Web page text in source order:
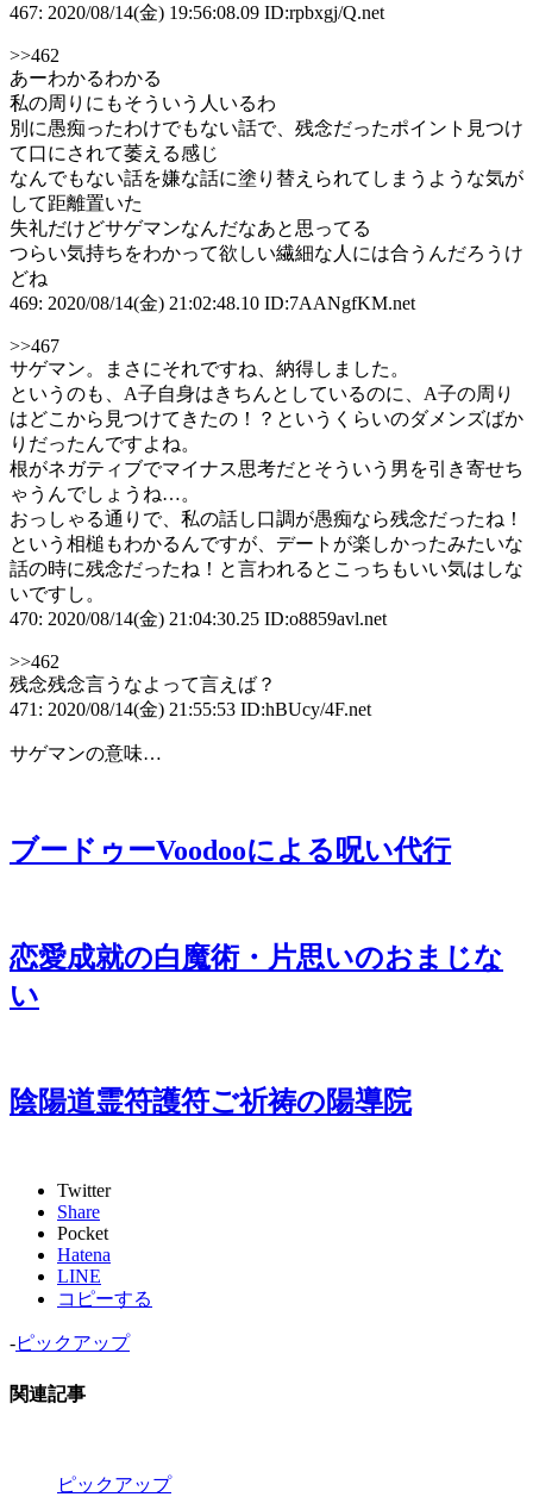
467: 2020/08/14(金) 19:56:08.09 ID:rpbxgj/Q.net
>>462
あーわかるわかる
私の周りにもそういう人いるわ
別に愚痴ったわけでもない話で、残念だったポイント見つけ
て口にされて萎える感じ
なんでもない話を嫌な話に塗り替えられてしまうような気が
して距離置いた
失礼だけどサゲマンなんだなあと思ってる
つらい気持ちをわかって欲しい繊細な人には合うんだろうけ
どね
469: 2020/08/14(金) 21:02:48.10 ID:7AANgfKM.net
>>467
サゲマン。まさにそれですね、納得しました。
というのも、A子自身はきちんとしているのに、A子の周り
はどこから見つけてきたの！？というくらいのダメンズばか
りだったんですよね。
根がネガティブでマイナス思考だとそういう男を引き寄せち
ゃうんでしょうね…。
おっしゃる通りで、私の話し口調が愚痴なら残念だったね！
という相槌もわかるんですが、デートが楽しかったみたいな
話の時に残念だったね！と言われるとこっちもいい気はしな
いですし。
470: 2020/08/14(金) 21:04:30.25 ID:o8859avl.net
>>462
残念残念言うなよって言えば？
471: 2020/08/14(金) 21:55:53 ID:hBUcy/4F.net
サゲマンの意味…
ブードゥーVoodooによる呪い代行
恋愛成就の白魔術・片思いのおまじな
い
陰陽道霊符護符ご祈祷の陽導院
Twitter
Share
Pocket
Hatena
LINE
コピーする
-ピックアップ
関連記事
ピックアップ